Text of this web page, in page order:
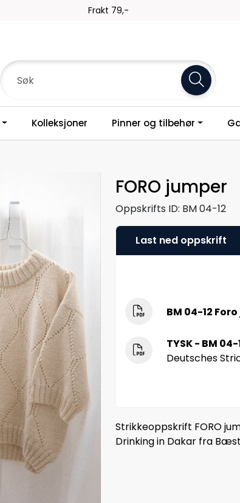
Frakt 79,-
Kolleksjoner Pinner og tilbehør
FORO jumper
Oppskrifts ID: BM 04-12
Last ned oppskrift
BM 04-12
TYSK - BM
Deutsches
Strikkeoppskrift FORO
Drinking in Dakar fra